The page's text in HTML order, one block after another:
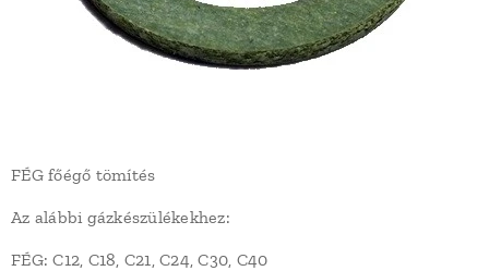
FÉG főégő tömítés
Az alábbi gázkészülékekhez:
FÉG: C12, C18, C21, C24, C30, C40